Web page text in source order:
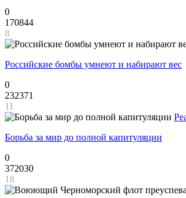
0
170844
8
Российские бомбы умнеют и набирают вес
0
232371
11
Борьба за мир до полной капитуляции
0
372030
18